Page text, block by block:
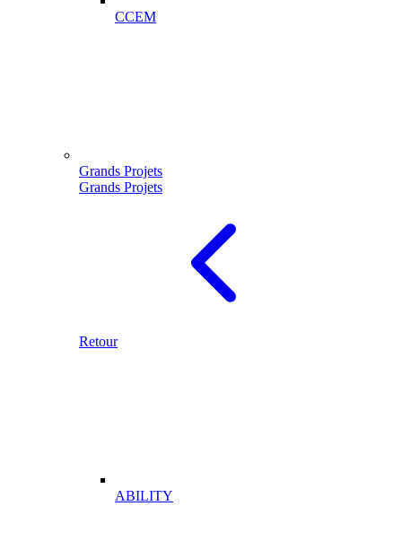
CCEM
Grands Projets
Grands Projets
Retour
ABILITY